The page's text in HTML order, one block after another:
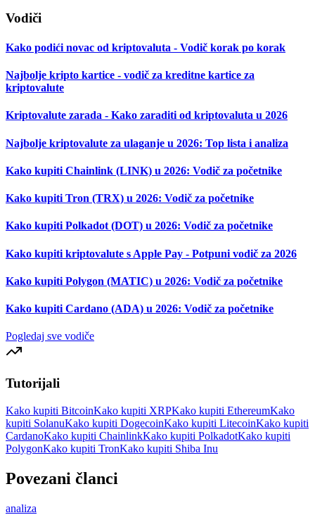
Vodiči
Kako podići novac od kriptovaluta - Vodič korak po korak
Najbolje kripto kartice - vodič za kreditne kartice za
kriptovalute
Kriptovalute zarada - Kako zaraditi od kriptovaluta u 2026
Najbolje kriptovalute za ulaganje u 2026: Top lista i analiza
Kako kupiti Chainlink (LINK) u 2026: Vodič za početnike
Kako kupiti Tron (TRX) u 2026: Vodič za početnike
Kako kupiti Polkadot (DOT) u 2026: Vodič za početnike
Kako kupiti kriptovalute s Apple Pay - Potpuni vodič za 2026
Kako kupiti Polygon (MATIC) u 2026: Vodič za početnike
Kako kupiti Cardano (ADA) u 2026: Vodič za početnike
Pogledaj sve vodiče
Tutorijali
Kako kupiti BitcoinKako kupiti XRPKako kupiti EthereumKako
kupiti SolanuKako kupiti DogecoinKako kupiti LitecoinKako kupiti
CardanoKako kupiti ChainlinkKako kupiti PolkadotKako kupiti
PolygonKako kupiti TronKako kupiti Shiba Inu
Povezani članci
analiza